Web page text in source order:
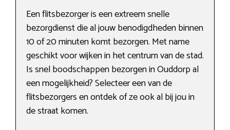
Een flitsbezorger is een extreem snelle
bezorgdienst die al jouw benodigdheden binnen
10 of 20 minuten komt bezorgen. Met name
geschikt voor wijken in het centrum van de stad.
Is snel boodschappen bezorgen in Ouddorp al
een mogelijkheid? Selecteer een van de
flitsbezorgers en ontdek of ze ook al bij jou in
de straat komen.